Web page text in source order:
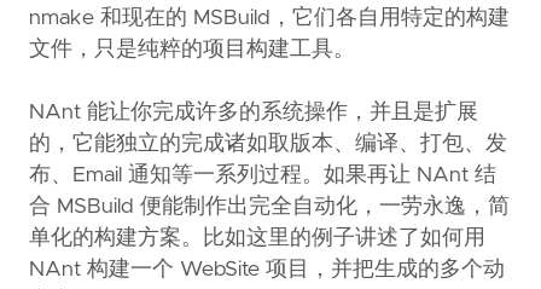
nmake 和现在的 MSBuild，它们各自用特定的构建
文件，只是纯粹的项目构建工具。
NAnt 能让你完成许多的系统操作，并且是扩展
的，它能独立的完成诸如取版本、编译、打包、发
布、Email 通知等一系列过程。如果再让 NAnt 结
合 MSBuild 便能制作出完全自动化，一劳永逸，简
单化的构建方案。比如这里的例子讲述了如何用
NAnt 构建一个 WebSite 项目，并把生成的多个动